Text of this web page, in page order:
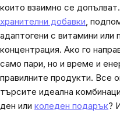
които взаимно се
хранителни добавки,
адаптогени с витамини или
концентрация. Ако го
само пари, но и време и
правилните продукти. Все
търсите идеална
ден или коледен подарък?